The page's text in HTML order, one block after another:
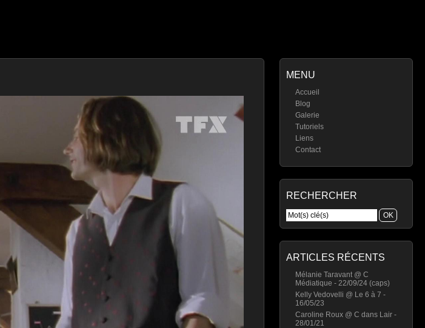
MENU
Accueil
Blog
Galerie
Tutoriels
Liens
Contact
RECHERCHER
ARTICLES RÉCENTS
Mélanie Taravant @ C
Médiatique - 22/09/24 (caps)
Kelly Vedovelli @ Le 6 à 7 -
16/05/23
Caroline Roux @ C dans Lair -
28/01/21